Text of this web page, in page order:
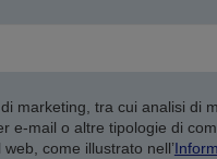
marketing, tra cui analisi di
e-mail o altre tipologie di
come illustrato nell’